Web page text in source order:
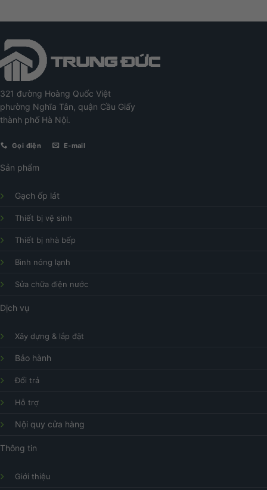
321 đường Hoàng Quốc Việt
phường Nghĩa Tân, quận Cầu Giấy
thành phố Hà Nội.
Gọi điện E-mail
Sản phẩm
Gạch ốp lát
Thiết bị vệ sinh
Thiết bị nhà bếp
Bình nóng lạnh
Sửa chữa điện nước
Dịch vụ
Xây dựng & lắp đặt
Bảo hành
Đổi trả
Hỗ trợ
Nội quy cửa hàng
Thông tin
Giới thiệu